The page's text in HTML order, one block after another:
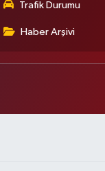
Trafik Durumu
Haber Arşivi